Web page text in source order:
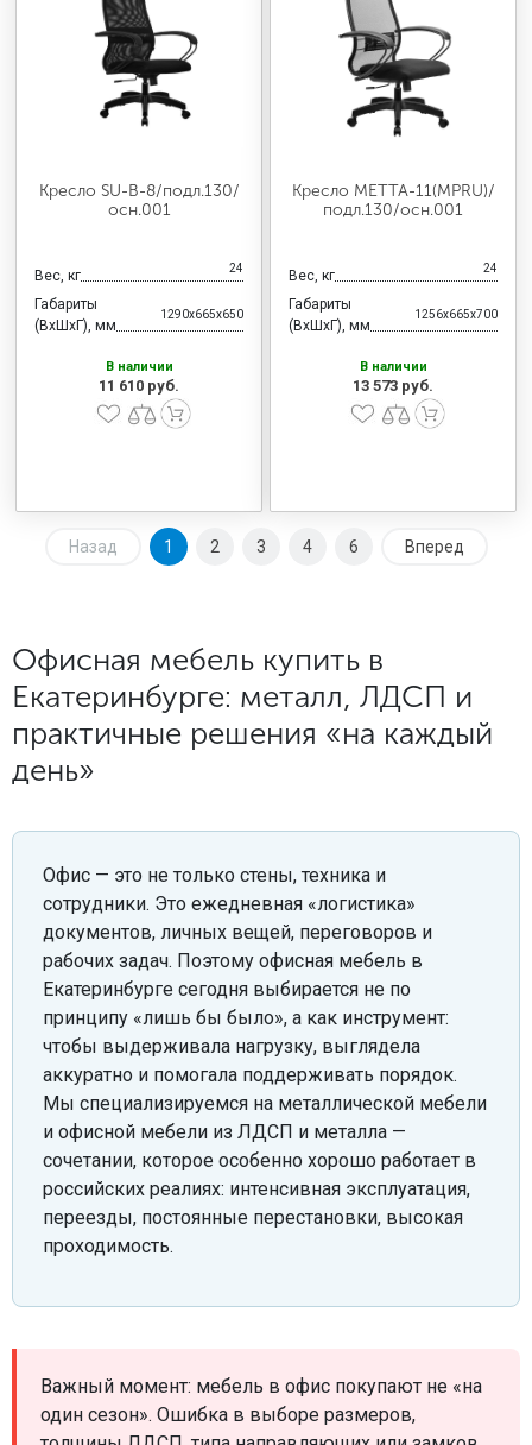
Кресло SU-B-8/подл.130/
осн.001
Вес, кг 24
Габариты
(ВхШхГ), мм
1290x665x650
В наличии
11 610 руб.
Кресло МЕТТА-11(MPRU)/
подл.130/осн.001
Вес, кг 24
Габариты
(ВхШхГ), мм
1256x665x700
В наличии
13 573 руб.
Назад 1 2 3 4 6 Вперед
Офисная мебель купить в
Екатеринбурге: металл, ЛДСП и
практичные решения «на каждый
день»
Офис — это не только стены, техника и
сотрудники. Это ежедневная «логистика»
документов, личных вещей, переговоров и
рабочих задач. Поэтому офисная мебель в
Екатеринбурге сегодня выбирается не по
принципу «лишь бы было», а как инструмент:
чтобы выдерживала нагрузку, выглядела
аккуратно и помогала поддерживать порядок.
Мы специализируемся на металлической мебели
и офисной мебели из ЛДСП и металла —
сочетании, которое особенно хорошо работает в
российских реалиях: интенсивная эксплуатация,
переезды, постоянные перестановки, высокая
проходимость.
Важный момент: мебель в офис покупают не «на
один сезон». Ошибка в выборе размеров,